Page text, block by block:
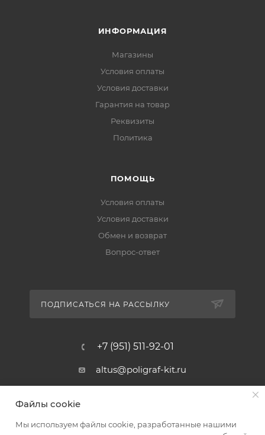
ИНФОРМАЦИЯ
Магазины
Условия оплаты
Условия доставки
Гарантия на товар
Реквизиты
Политика
ПОМОЩЬ
Условия оплаты
Условия доставки
Обмен и возврат
Вопрос-ответ
ПОДПИСАТЬСЯ НА РАССЫЛКУ
+7 (951) 511-92-01
altus@poligraf-kit.ru
Ростовская обл, Аксайский р-н,
Кольцо, 3, ТЦ "Альтус" 1 этаж
Файлы cookie
Мы используем файлы cookie, разработанные нашими